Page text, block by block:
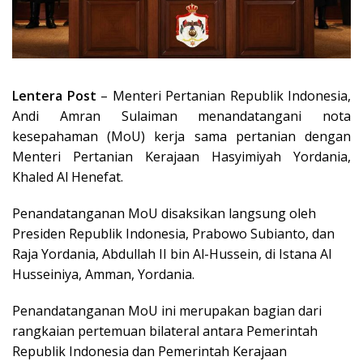
Lentera Post – Menteri Pertanian Republik Indonesia,
Andi Amran Sulaiman menandatangani nota
kesepahaman (MoU) kerja sama pertanian dengan
Menteri Pertanian Kerajaan Hasyimiyah Yordania,
Khaled Al Henefat.
Penandatanganan MoU disaksikan langsung oleh
Presiden Republik Indonesia, Prabowo Subianto, dan
Raja Yordania, Abdullah II bin Al-Hussein, di Istana Al
Husseiniya, Amman, Yordania.
Penandatanganan MoU ini merupakan bagian dari
rangkaian pertemuan bilateral antara Pemerintah
Republik Indonesia dan Pemerintah Kerajaan